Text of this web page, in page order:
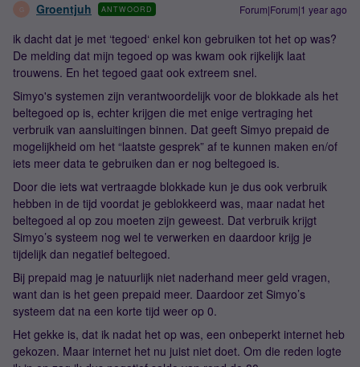
G Groentjuh ANTWOORD Forum|Forum|1 year ago
ik dacht dat je met ‘tegoed‘ enkel kon gebruiken tot het op was?
De melding dat mijn tegoed op was kwam ook rijkelijk laat
trouwens. En het tegoed gaat ook extreem snel.
Simyo's systemen zijn verantwoordelijk voor de blokkade als het
beltegoed op is, echter krijgen die met enige vertraging het
verbruik van aansluitingen binnen. Dat geeft Simyo prepaid de
mogelijkheid om het “laatste gesprek” af te kunnen maken en/of
iets meer data te gebruiken dan er nog beltegoed is.
Door die iets wat vertraagde blokkade kun je dus ook verbruik
hebben in de tijd voordat je geblokkeerd was, maar nadat het
beltegoed al op zou moeten zijn geweest. Dat verbruik krijgt
Simyo’s systeem nog wel te verwerken en daardoor krijg je
tijdelijk dan negatief beltegoed.
Bij prepaid mag je natuurlijk niet naderhand meer geld vragen,
want dan is het geen prepaid meer. Daardoor zet Simyo’s
systeem dat na een korte tijd weer op 0.
Het gekke is, dat ik nadat het op was, een onbeperkt internet heb
gekozen. Maar internet het nu juist niet doet. Om die reden logte